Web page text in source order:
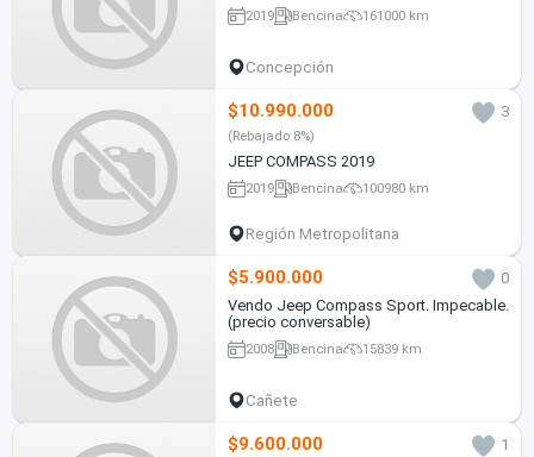
2019 Bencina 161000 km
Concepción
$10.990.000 3
(Rebajado 8%)
JEEP COMPASS 2019
2019 Bencina 100980 km
Región Metropolitana
$5.900.000
0
Vendo Jeep Compass Sport. Impecable.
(precio conversable)
2008 Bencina 15839 km
Cañete
$9.600.000 1